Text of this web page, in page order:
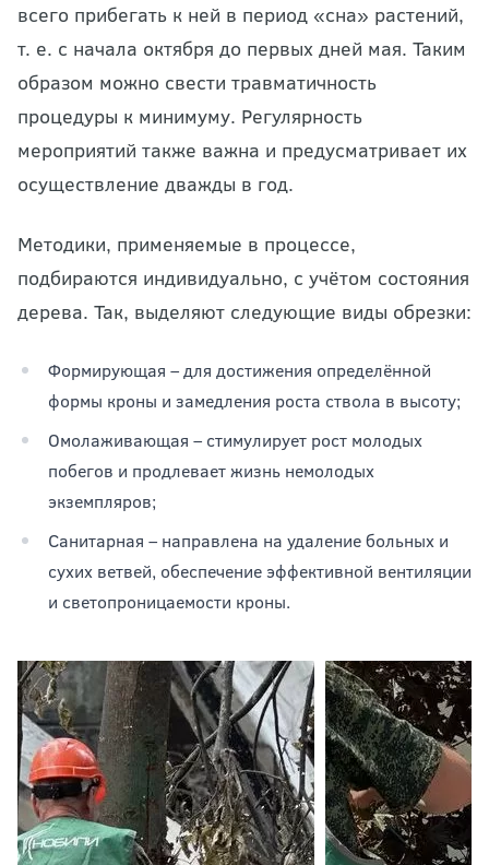
всего прибегать к ней в период «сна» растений,
т. е. с начала октября до первых дней мая. Таким
образом можно свести травматичность
процедуры к минимуму. Регулярность
мероприятий также важна и предусматривает их
осуществление дважды в год.
Методики, применяемые в процессе,
подбираются индивидуально, с учётом состояния
дерева. Так, выделяют следующие виды обрезки:
Формирующая – для достижения определённой
формы кроны и замедления роста ствола в высоту;
Омолаживающая – стимулирует рост молодых
побегов и продлевает жизнь немолодых
экземпляров;
Санитарная – направлена на удаление больных и
сухих ветвей, обеспечение эффективной вентиляции
и светопроницаемости кроны.